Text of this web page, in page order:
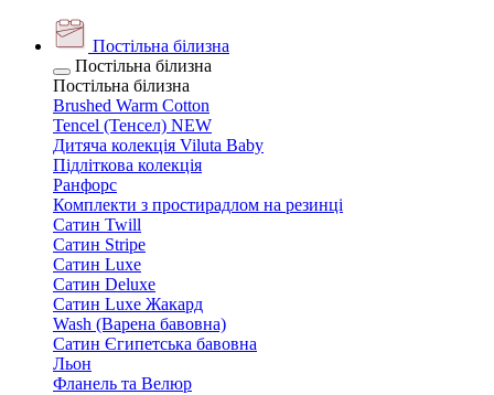
Постільна білизна
Постільна білизна
Постільна білизна
Brushed Warm Cotton
Tencel (Тенсел) NEW
Дитяча колекція Viluta Baby
Підліткова колекція
Ранфорс
Комплекти з простирадлом на резинці
Сатин Twill
Сатин Stripe
Сатин Luxe
Сатин Deluxe
Сатин Luxe Жакард
Wash (Варена бавовна)
Сатин Єгипетська бавовна
Льон
Фланель та Велюр